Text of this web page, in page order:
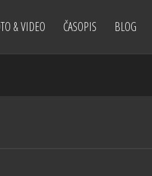
& VIDEO ČASOPIS BLOG